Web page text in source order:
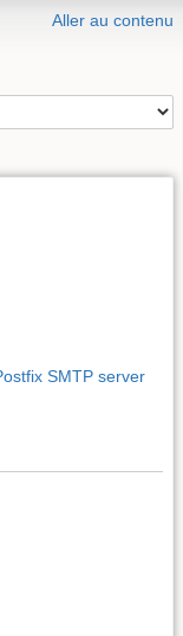
Aller au contenu
SMTP server